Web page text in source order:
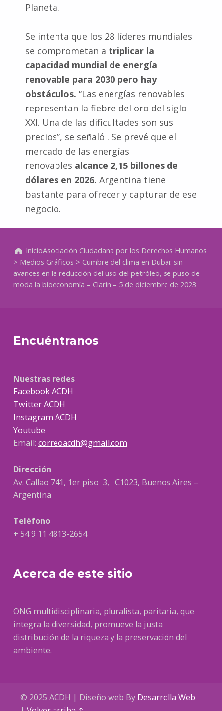
Planeta.
Se intenta que los 28 líderes mundiales
se comprometan a triplicar la
capacidad mundial de energía
renovable para 2030 pero hay
obstáculos. “Las energías renovables
representan la fiebre del oro del siglo
XXI. Una de las dificultades son sus
precios”, se señaló . Se prevé que el
mercado de las energías
renovables alcance 2,15 billones de
dólares en 2026. Argentina tiene
bastante para ofrecer y capturar de ese
negocio.
Volver a la navegación principal
InicioAsociación Ciudadana por los Derechos Humanos
> Medios Gráficos > Cumbre del clima en Dubai: sin
avances en la reducción del uso del petróleo, se puso de
moda la bioeconomía – Clarín – 5 de diciembre de 2023
Encuéntranos
Nuestras redes
Facebook ACDH
Twitter ACDH
Instagram ACDH
Youtube
Email: correoacdh@gmail.com
Dirección
Av. Callao 741, 1er piso 3, C1023, Buenos Aires –
Argentina
Teléfono
+ 54 9 11 4813-2654
Acerca de este sitio
ONG multidisciplinaria, pluralista, paritaria, que
integra la diversidad, promueve la justa
distribución de la riqueza y la preservación del
ambiente.
© 2025 ACDH | Diseño web By Desarrolla Web